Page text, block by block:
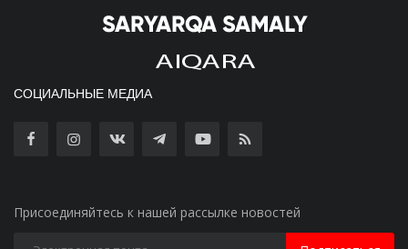
СОЦИАЛЬНЫЕ МЕДИА
Присоединяйтесь к нашей рассылке новостей